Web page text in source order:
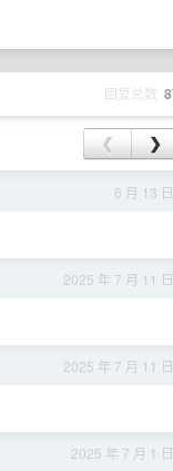
回复总数
❮ ❯
6 月 13 日
2025 年 7 月 11 日
2025 年 7 月 11 日
2025 年 7 月 1 日